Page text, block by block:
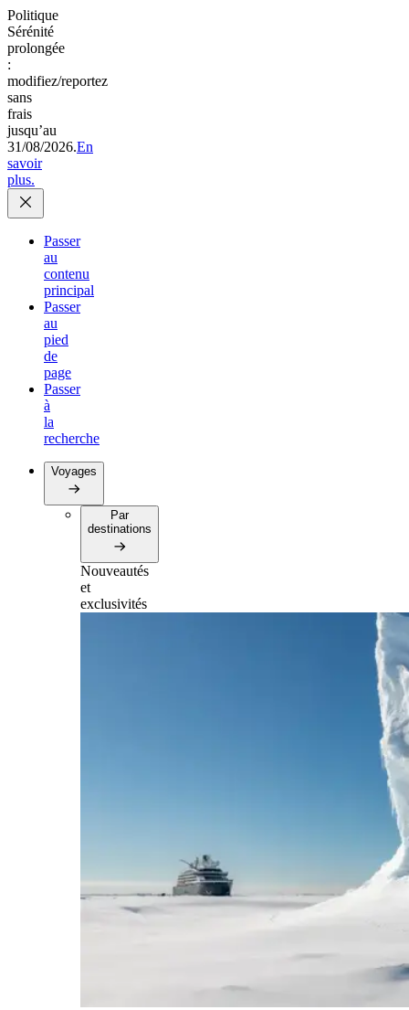
Politique
Sérénité
prolongée
:
modifiez/reportez
sans
frais
jusqu’au
31/08/2026.En
savoir
plus.
Passer
au
contenu
principal
Passer
au
pied
de
page
Passer
à
la
recherche
Voyages
Par
destinations
Nouveautés
et
exclusivités